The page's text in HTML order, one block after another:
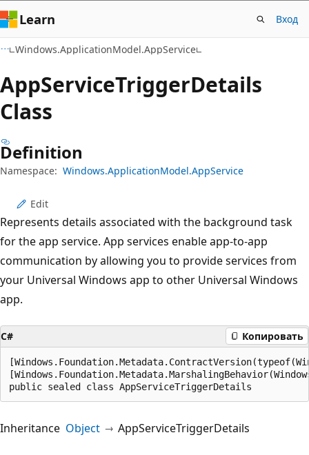
Learn Вход
Windows.ApplicationModel.AppService
AppServiceTriggerDetails
Class
Definition
Namespace: Windows.ApplicationModel.AppService
Edit
Represents details associated with the background task
for the app service. App services enable app-to-app
communication by allowing you to provide services from
your Universal Windows app to other Universal Windows
app.
C# Копировать
public sealed class AppServiceTriggerDetails
Inheritance Object AppServiceTriggerDetails